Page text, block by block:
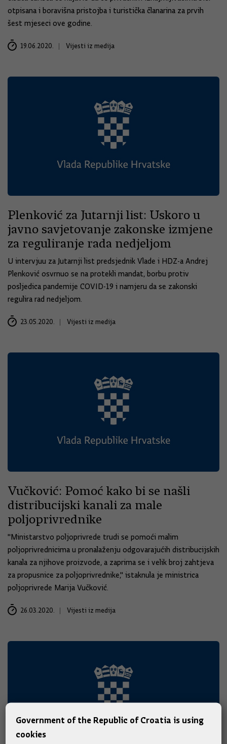
otpisana i boravišna pristojba i turistička članarina za prvih
šest mjeseci ove godine.
19.06.2020. Vijesti iz medija
Plenković za Jutarnji list: Uskoro u
javno savjetovanje zakonske izmjene
za reguliranje rada nedjeljom
U intervjuu za Jutarnji list predsjednik Vlade i HDZ-a Andrej
Plenković osvrnuo se na protekli mandat, borbu protiv
posljedica pandemije COVID-19 i namjeru da se zakonski
regulira rad nedjeljom.
23.05.2020. Vijesti iz medija
Vučković: Pomoć kako bi se našli
distribucijski kanali za male
poljoprivrednike
"Ministarstvo poljoprivrede trudi se pomoći malim
poljoprivrednicima u pronalaženju odgovarajućih distribucijskih
kanala za njihove proizvode, a zaprima se i velik broj zahtjeva
za propusnice za poljoprivrednike," istaknula je ministrica
poljoprivrede Marija Vučković.
26.03.2020. Vijesti iz medija
Government of the Republic of Croatia is using
cookies